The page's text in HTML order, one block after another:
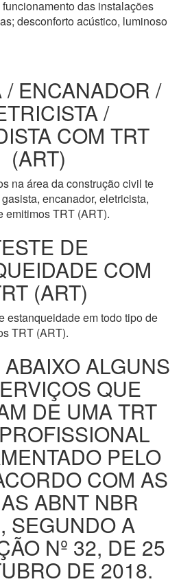
das instalações
desconforto acústico, luminoso
/ ENCANADOR /
/
COM TRT
(ART)
na área da construção civil te
encanador, eletricista,
emitimos TRT (ART).
DE
COM
(ART)
estanqueidade em todo tipo de
TRT (ART).
ALGUNS
QUE
DE UMA TRT
PELO
COM AS
ABNT NBR
SEGUNDO A
Nº 32, DE 25
DE 2018.